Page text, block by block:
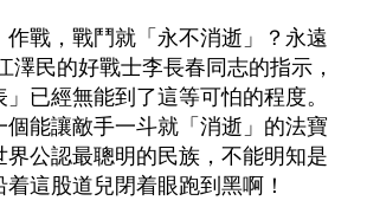
作戰，戰鬥就「永不消逝」？永遠
澤民的好戰士李長春同志的指示，
已經無能到了這等可怕的程度。
個能讓敵手一斗就「消逝」的法寶
界公認最聰明的民族，不能明知是
這股道兒閉着眼跑到黑啊！